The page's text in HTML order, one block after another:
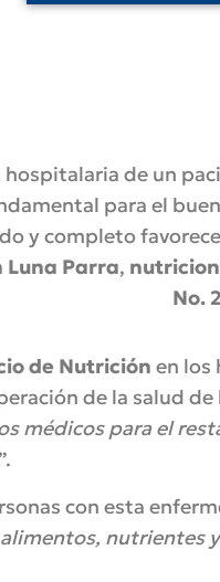
hospitalaria de un
para el
y completo
Parra,
No.
de Nutrición en los
de la salud de
médicos para el
con esta
nutrientes